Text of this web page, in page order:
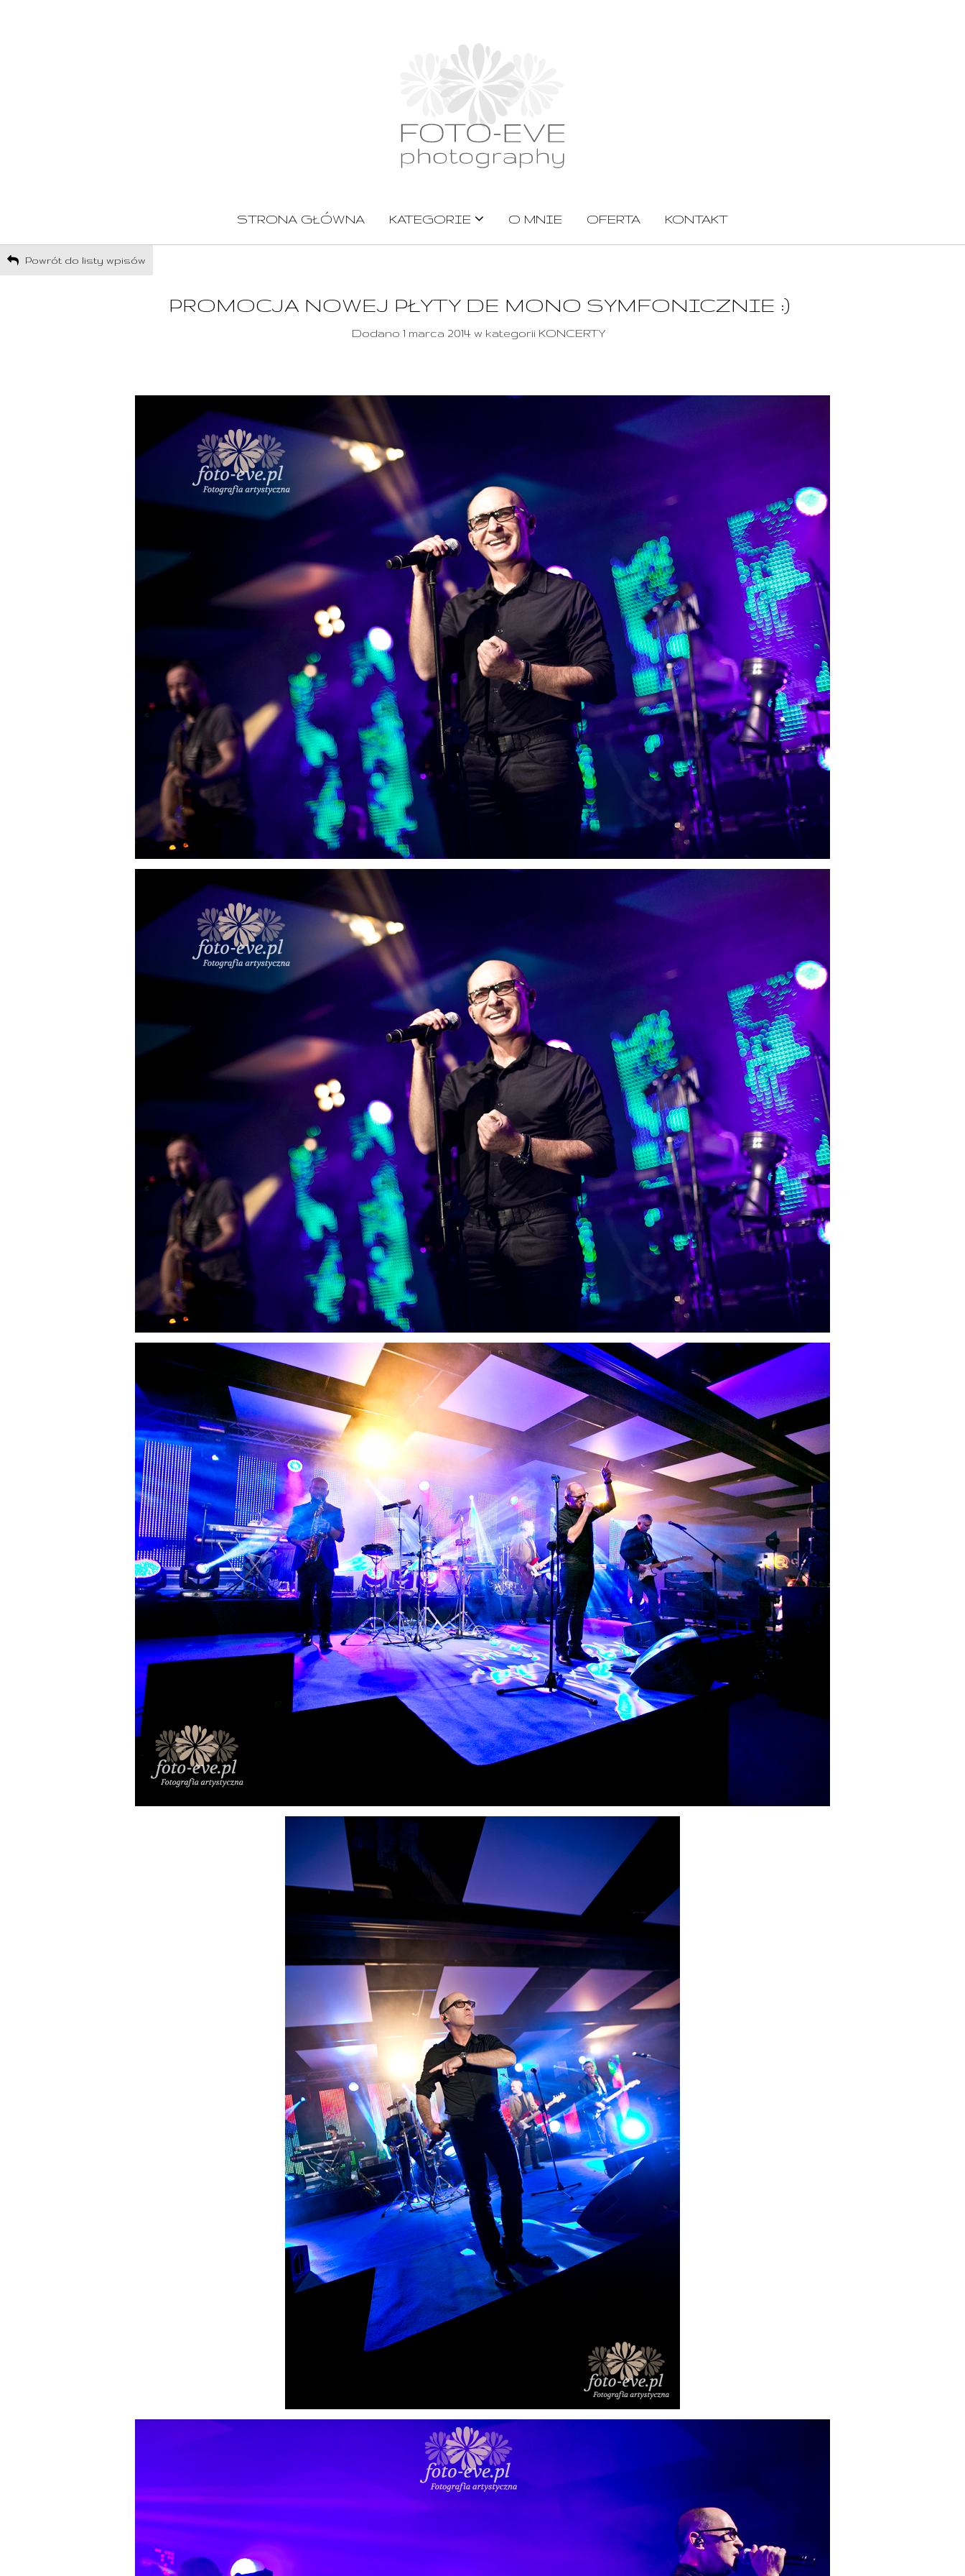
STRONA GŁÓWNA KATEGORIE O MNIE OFERTA KONTAKT
Powrót do listy wpisów
PROMOCJA NOWEJ PŁYTY DE MONO SYMFONICZNIE :)
Dodano 1 marca 2014 w kategorii KONCERTY